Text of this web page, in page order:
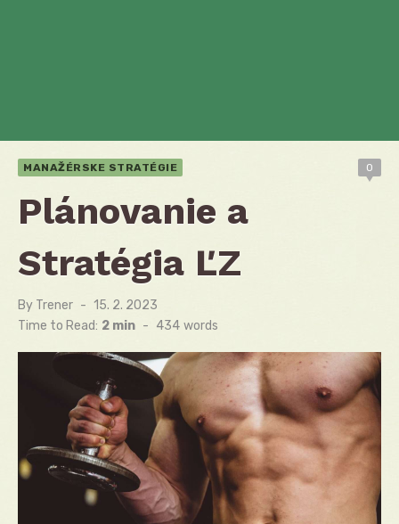
MANAŽÉRSKE STRATÉGIE 0
Plánovanie a
Stratégia ĽZ
By Trener
Posted
on
15. 2. 2023
Time to Read: 2 min - 434 words